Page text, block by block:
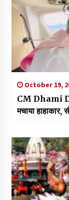
October 19,
CM Dhami Did An
मचाया हाहाकार,